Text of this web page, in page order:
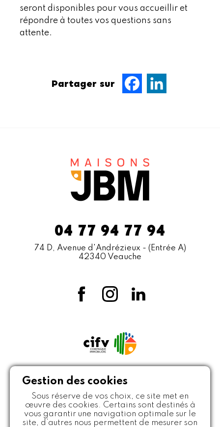
seront disponibles pour vous accueillir et
répondre à toutes vos questions sans
attente.
Partager sur Facebook
04 77 94 77 94
74 D, Avenue d'Andrézieux - (Entrée A)
42340 Veauche
Gestion des cookies
Sous réserve de vos choix, ce site met en
œuvre des cookies. Certains sont destinés à
vous garantir une navigation optimale sur le
site, d’autres nous permettent de mesurer son